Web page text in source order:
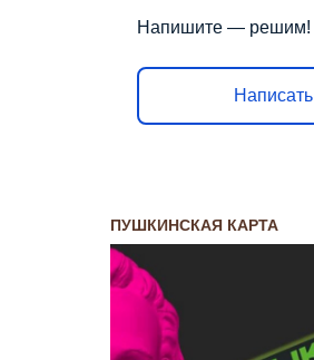
Напишите — решим!
Написать
ПУШКИНСКАЯ КАРТА